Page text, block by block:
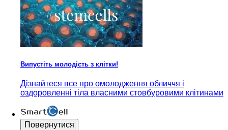
Випустіть молодість з клітки!
Дізнайтеся все про омолодження обличчя і
оздоровленні тіла власними стовбуровими клітинами
Повернутися